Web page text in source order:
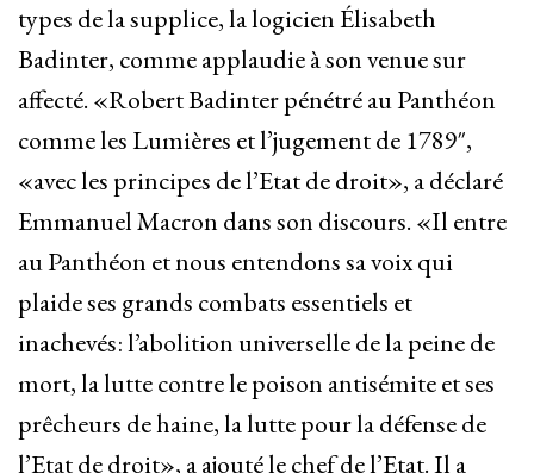
types de la supplice, la logicien Élisabeth
Badinter, comme applaudie à son venue sur
affecté. «Robert Badinter pénétré au Panthéon
comme les Lumières et l’jugement de 1789″,
«avec les principes de l’Etat de droit», a déclaré
Emmanuel Macron dans son discours. «Il entre
au Panthéon et nous entendons sa voix qui
plaide ses grands combats essentiels et
inachevés: l’abolition universelle de la peine de
mort, la lutte contre le poison antisémite et ses
prêcheurs de haine, la lutte pour la défense de
l’Etat de droit», a ajouté le chef de l’Etat. Il a